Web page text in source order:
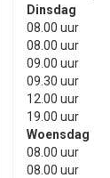
Dinsdag
08.00 uur
08.00 uur
09.00 uur
09.30 uur
12.00 uur
19.00 uur
Woensdag
08.00 uur
08.00 uur